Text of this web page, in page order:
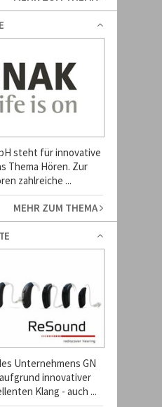
steht für innovative
Thema Hören. Zur
zahlreiche ...
MEHR ZUM THEMA
Unternehmens GN
innovativer
Klang - auch ...